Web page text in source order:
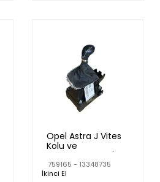
Opel Astra J Vites
Kolu ve
Mekanizması 6 İleri
759165 - 13348735
İkinci El